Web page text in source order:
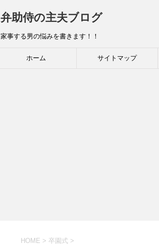
弁助侍の主夫ブログ
家事する男の悩みを書きます！！
ホーム サイトマップ
HOME > 卒園式 >